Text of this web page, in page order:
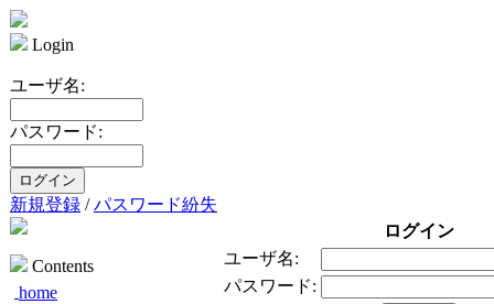
Login
ユーザ名:
パスワード:
新規登録 /パスワード紛失
Contents
home
ログイン
ユーザ名:
パスワード: